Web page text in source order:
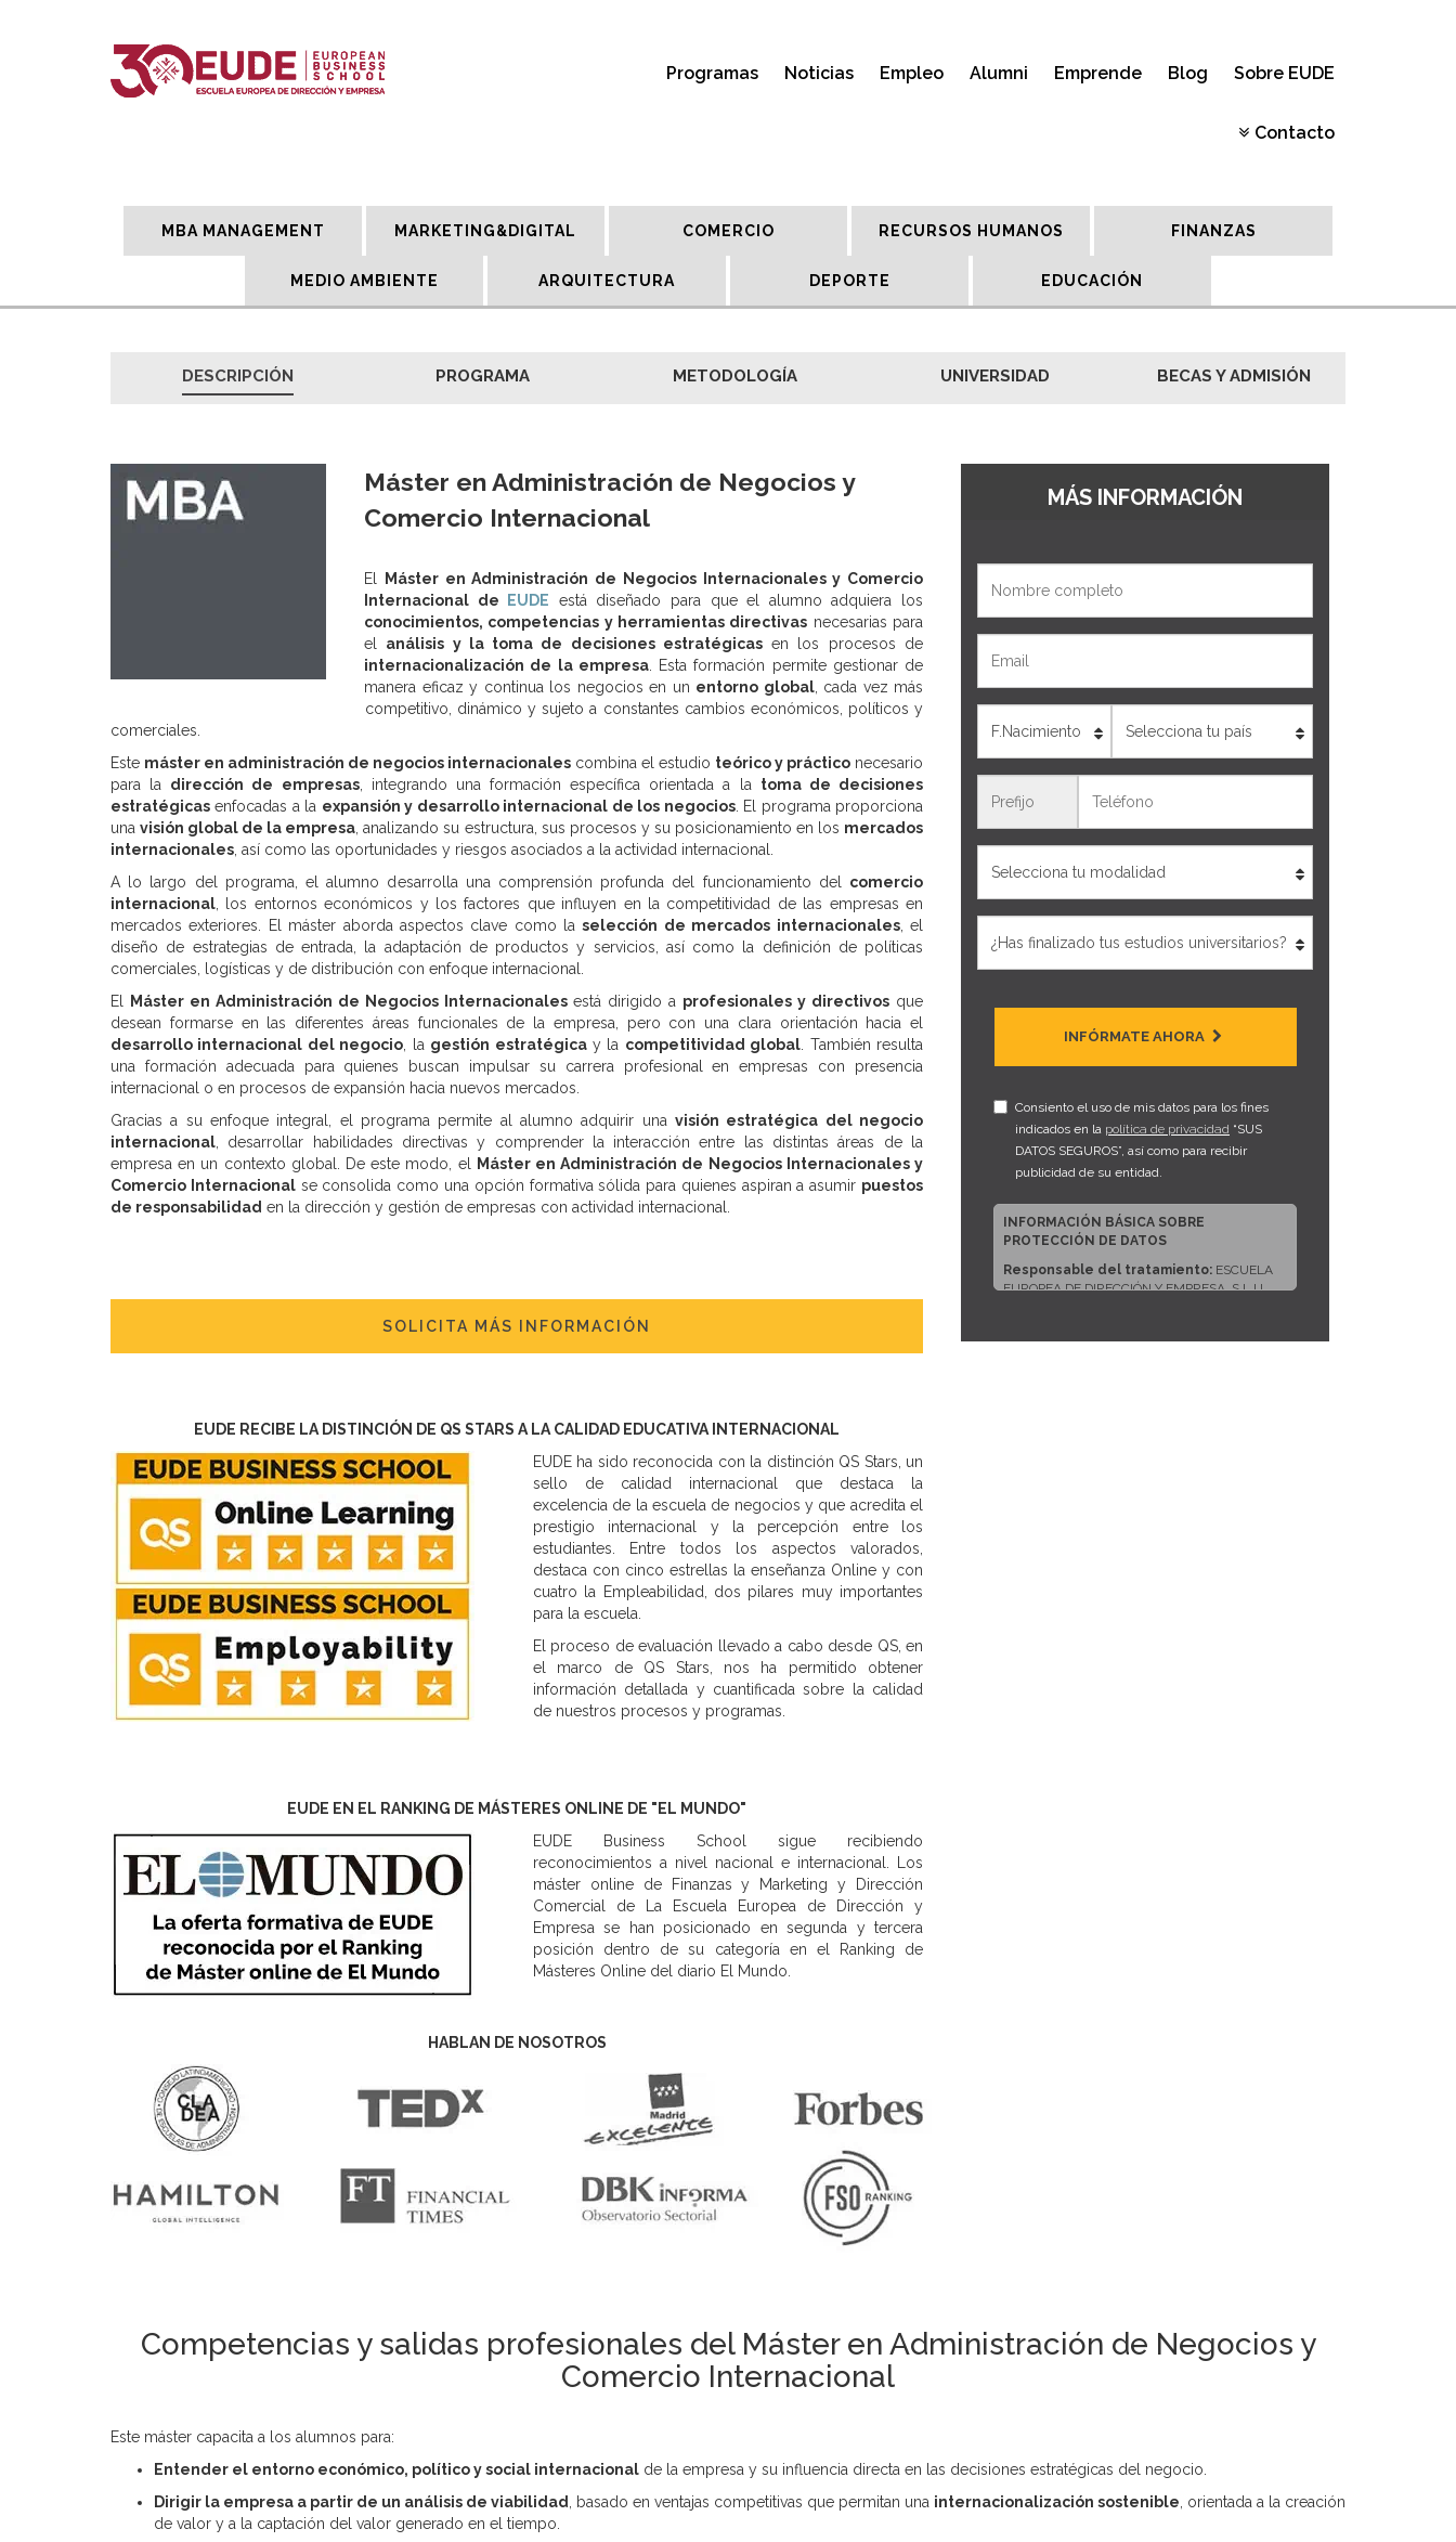
Programas Noticias Empleo Alumni Emprende Blog Sobre EUDE
Contacto
MBA MANAGEMENT MARKETING&DIGITAL COMERCIO RECURSOS HUMANOS FINANZAS
MEDIO AMBIENTE ARQUITECTURA DEPORTE EDUCACIÓN
DESCRIPCIÓN PROGRAMA METODOLOGÍA UNIVERSIDAD BECAS Y ADMISIÓN
Máster en Administración de Negocios y
Comercio Internacional
El
Máster en Administración de Negocios Internacionales y Comercio
Internacional de
EUDE está diseñado para que el alumno adquiera los
conocimientos, competencias y herramientas directivas necesarias para
el análisis y la toma de decisiones estratégicasen los procesos de
internacionalización de la empresa. Esta formación permite gestionar de
manera eficaz y continua los negocios en un entorno global, cada vez más
competitivo, dinámico y sujeto a constantes cambios económicos, políticos y
comerciales.
Este máster en administración de negocios internacionales combina el estudio teórico y práctico necesario
para la dirección de empresas, integrando una formación específica orientada a la toma de decisiones
estratégicas enfocadas a la expansión y desarrollo internacional de los negocios. El programa proporciona
unavisión global de la empresa , analizando su estructura, sus procesos y su posicionamiento en los mercados
internacionales , así como las oportunidades y riesgos asociados a la actividad internacional.
A lo largo del programa, el alumno desarrolla una comprensión profunda del funcionamiento del comercio
internacional , los entornos económicos y los factores que influyen en la competitividad de las empresas en
mercados exteriores. El máster aborda aspectos clave como laselección de mercados internacionales, el
diseño de estrategias de entrada, la adaptación de productos y servicios, así como la definición de políticas
comerciales, logísticas y de distribución con enfoque internacional.
El
Máster en Administración de Negocios Internacionalesestá dirigido a profesionales y directivos que
desean formarse en las diferentes áreas funcionales de la empresa, pero con una clara orientación hacia el
desarrollo internacional del negocio , la gestión estratégicay la competitividad global . También resulta
una formación adecuada para quienes buscan impulsar su carrera profesional en empresas con presencia
internacional o en procesos de expansión hacia nuevos mercados.
Gracias a su enfoque integral, el programa permite al alumno adquirir una visión estratégica del negocio
internacional , desarrollar habilidades directivas y comprender la interacción entre las distintas áreas de la
empresa en un contexto global. De este modo, el
Máster en Administración de Negocios Internacionales y
Comercio Internacionalse consolida como una opción formativa sólida para quienes aspiran a asumir puestos
de responsabilidad en la dirección y gestión de empresas con actividad internacional.
SOLICITA MÁS INFORMACIÓN
EUDE RECIBE LA DISTINCIÓN DE QS STARS A LA CALIDAD EDUCATIVA INTERNACIONAL
EUDE ha sido reconocida con la distinción QS Stars, un
sello de calidad internacional que destaca la
excelencia de la escuela de negocios y que acredita el
prestigio internacional y la percepción entre los
estudiantes. Entre todos los aspectos valorados,
destaca con cinco estrellas la enseñanza Online y con
cuatro la Empleabilidad, dos pilares muy importantes
para la escuela.
El proceso de evaluación llevado a cabo desde QS, en
el marco de QS Stars, nos ha permitido obtener
información detallada y cuantificada sobre la calidad
de nuestros procesos y programas.
EUDE EN EL RANKING DE MÁSTERES ONLINE DE "EL MUNDO"
EUDE Business School sigue recibiendo
reconocimientos a nivel nacional e internacional. Los
máster online de Finanzas y Marketing y Dirección
Comercial de La Escuela Europea de Dirección y
Empresa se han posicionado en segunda y tercera
posición dentro de su categoría en el Ranking de
Másteres Online del diario El Mundo.
HABLAN DE NOSOTROS
MÁS INFORMACIÓN
INFÓRMATE AHORA
Consiento el uso de mis datos para los fines
indicados en la política de privacidad “SUS
DATOS SEGUROS”, así como para recibir
publicidad de su entidad.
INFORMACIÓN BÁSICA SOBRE
PROTECCIÓN DE DATOS
Responsable del tratamiento: ESCUELA
EUROPEA DE DIRECCIÓN Y EMPRESA, S.L.U.
Competencias y salidas profesionales del Máster en Administración de Negocios y
Comercio Internacional
Este máster capacita a los alumnos para:
Entender el entorno económico, político y social internacional de la empresa y su influencia directa en las decisiones estratégicas del negocio.
Dirigir la empresa a partir de un análisis de viabilidad
, basado en ventajas competitivas que permitan una internacionalización sostenible , orientada a la creación
de valor y a la captación del valor generado en el tiempo.